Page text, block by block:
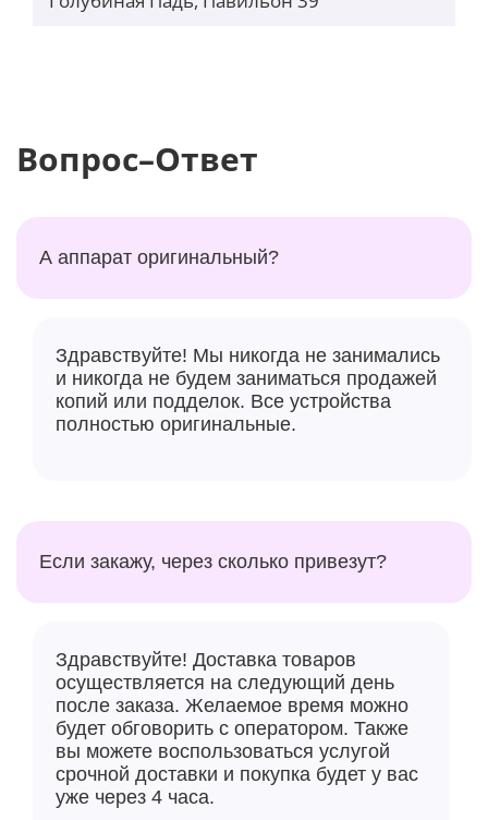
Вопрос–Ответ
А аппарат оригинальный?
Здравствуйте! Мы никогда не занимались
и никогда не будем заниматься продажей
копий или подделок. Все устройства
полностью оригинальные.
Если закажу, через сколько привезут?
Здравствуйте! Доставка товаров
осуществляется на следующий день
после заказа. Желаемое время можно
будет обговорить с оператором. Также
вы можете воспользоваться услугой
срочной доставки и покупка будет у вас
уже через 4 часа.